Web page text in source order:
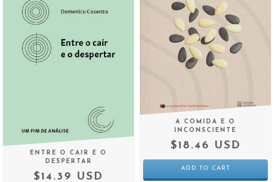
ENTRE O CAIR E O
DESPERTAR
$14.39 USD
A COMIDA E O
INCONSCIENTE
$18.46 USD